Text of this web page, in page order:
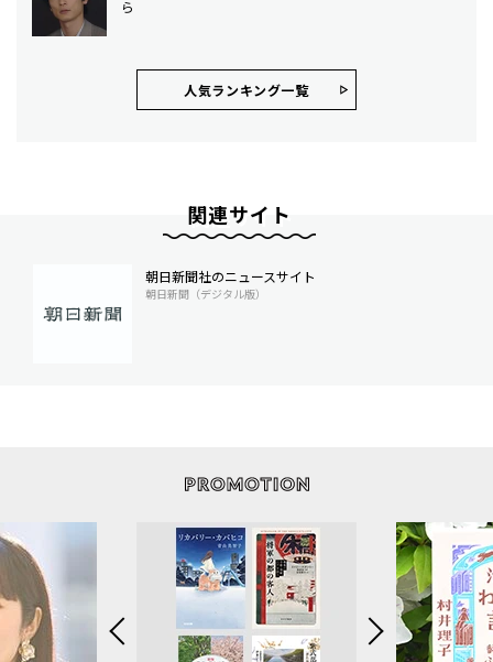
ら
人気ランキング⼀覧
関連サイト
朝日新聞社のニュースサイト
朝日新聞（デジタル版）